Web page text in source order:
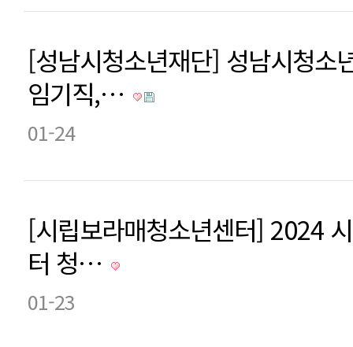
[성남시청소년재단] 성남시청소
임기직,…
01-24
[시립보라매청소년센터] 2024
터 청…
01-23